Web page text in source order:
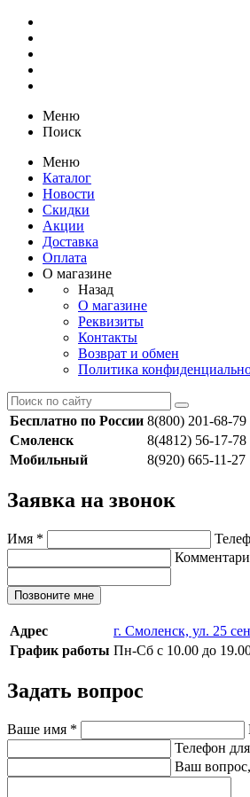
Меню
Поиск
Меню
Каталог
Новости
Скидки
Акции
Доставка
Оплата
О магазине
Назад
О магазине
Реквизиты
Контакты
Возврат и обмен
Политика
Бесплатно по России 8(800) 201-68-79
Смоленск
8(4812) 56-17-78
Мобильный
8(920) 665-11-27
Заявка на звонок
Имя *
Позвоните мне
Адрес
г. Смоленск, ул. 25
График работы Пн-Сб с 10.00 до
Задать вопрос
Ваше имя *
Телефон
Ваш